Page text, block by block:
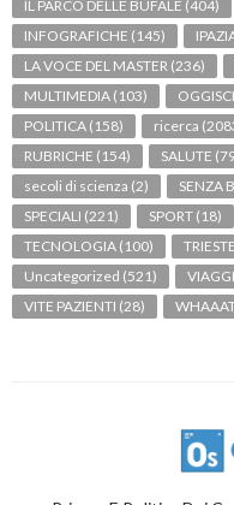
IL PARCO DELLE BUFALE (404)
INFOGRAFICHE (145)
LA VOCE DEL MASTER (236)
MULTIMEDIA (103)
POLITICA (158) ricerca
RUBRICHE (154) SALUTE
secoli di scienza (2) SENZA
SPECIALI (221) SPORT (18)
TECNOLOGIA (100)
Uncategorized (521) VIAGGI
VITE PAZIENTI (28)